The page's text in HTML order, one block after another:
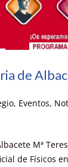
de
, Eventos,
Mª
de Físicos